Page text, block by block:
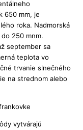
650 mm, je
roka. Nadmorská
250 mnm.
september sa
teplota vo
trvanie slnečného
na strednom alebo
vytvárajú